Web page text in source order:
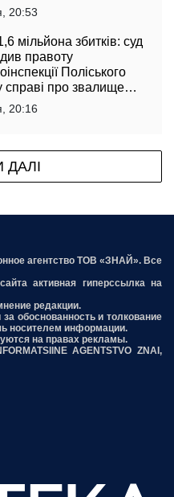
20:53
мільйона збитків: суд
правоту
Поліського
справі про звалище
20:16
ДАЛІ
агентство ТОВ «ЗНАЙ». Все
активная гиперссылка на
редакции.
обоснованность и толкование
носителем информации.
на правах рекламы.
AGENTSTVO ZNAI,